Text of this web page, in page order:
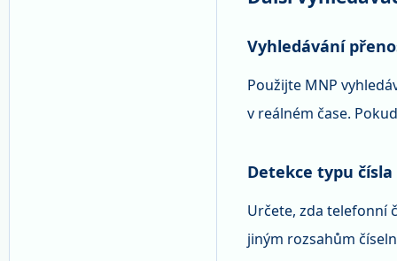
Vyhledávání
Použijte MNP
v reálném čase.
Detekce typu čísla
Určete, zda telefonní
jiným rozsahům